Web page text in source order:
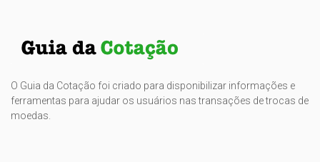
O Guia da Cotação foi criado para disponibilizar informações e
ferramentas para ajudar os usuários nas transações de trocas de
moedas.